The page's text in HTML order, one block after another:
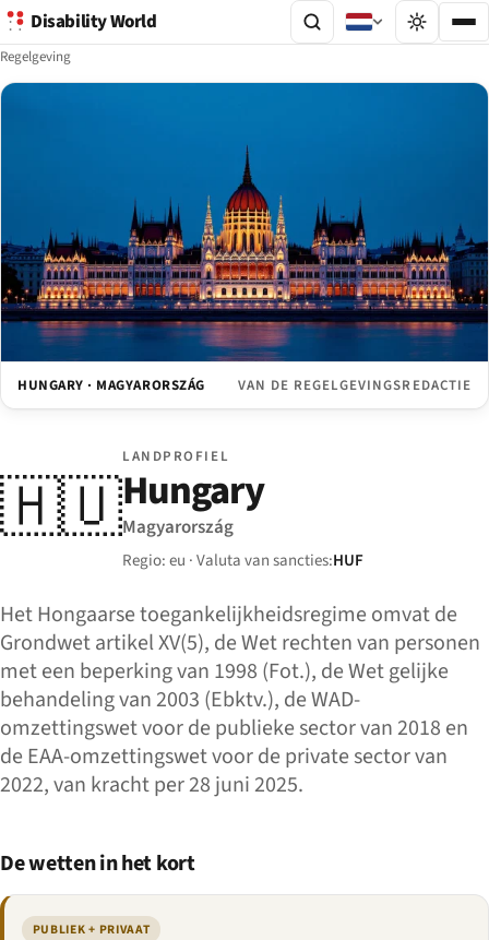
Disability World
Regelgeving
HUNGARY · MAGYARORSZÁG VAN DE REGELGEVINGSREDACTIE
🇭🇺
LANDPROFIEL
Hungary
Magyarország
Regio: eu · Valuta van sancties:HUF
Het Hongaarse toegankelijkheidsregime omvat de
Grondwet artikel XV(5), de Wet rechten van personen
met een beperking van 1998 (Fot.), de Wet gelijke
behandeling van 2003 (Ebktv.), de WAD-
omzettingswet voor de publieke sector van 2018 en
de EAA-omzettingswet voor de private sector van
2022, van kracht per 28 juni 2025.
De wetten in het kort
PUBLIEK + PRIVAAT